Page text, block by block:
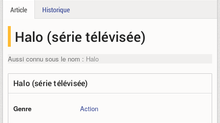
Article Historique
Halo (série télévisée)
Aussi connu sous le nom : Halo
Halo (série télévisée)
Genre Action